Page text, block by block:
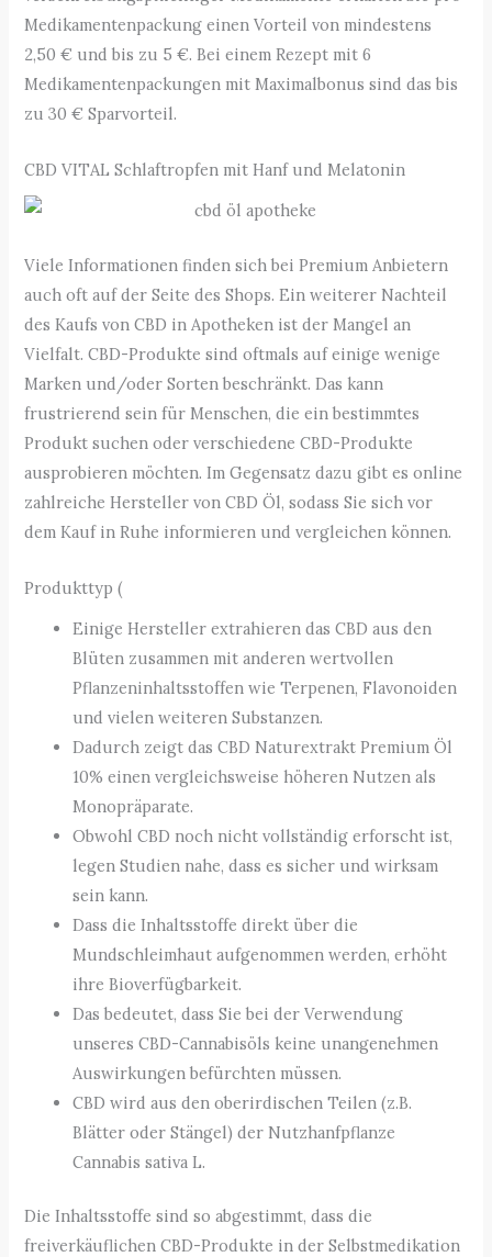
Medikamentenpackung einen Vorteil von mindestens
2,50 € und bis zu 5 €. Bei einem Rezept mit 6
Medikamentenpackungen mit Maximalbonus sind das bis
zu 30 € Sparvorteil.
CBD VITAL Schlaftropfen mit Hanf und Melatonin
Viele Informationen finden sich bei Premium Anbietern
auch oft auf der Seite des Shops. Ein weiterer Nachteil
des Kaufs von CBD in Apotheken ist der Mangel an
Vielfalt. CBD-Produkte sind oftmals auf einige wenige
Marken und/oder Sorten beschränkt. Das kann
frustrierend sein für Menschen, die ein bestimmtes
Produkt suchen oder verschiedene CBD-Produkte
ausprobieren möchten. Im Gegensatz dazu gibt es online
zahlreiche Hersteller von CBD Öl, sodass Sie sich vor
dem Kauf in Ruhe informieren und vergleichen können.
Produkttyp (
Einige Hersteller extrahieren das CBD aus den
Blüten zusammen mit anderen wertvollen
Pflanzeninhaltsstoffen wie Terpenen, Flavonoiden
und vielen weiteren Substanzen.
Dadurch zeigt das CBD Naturextrakt Premium Öl
10% einen vergleichsweise höheren Nutzen als
Monopräparate.
Obwohl CBD noch nicht vollständig erforscht ist,
legen Studien nahe, dass es sicher und wirksam
sein kann.
Dass die Inhaltsstoffe direkt über die
Mundschleimhaut aufgenommen werden, erhöht
ihre Bioverfügbarkeit.
Das bedeutet, dass Sie bei der Verwendung
unseres CBD-Cannabisöls keine unangenehmen
Auswirkungen befürchten müssen.
CBD wird aus den oberirdischen Teilen (z.B.
Blätter oder Stängel) der Nutzhanfpflanze
Cannabis sativa L.
Die Inhaltsstoffe sind so abgestimmt, dass die
freiverkäuflichen CBD-Produkte in der Selbstmedikation